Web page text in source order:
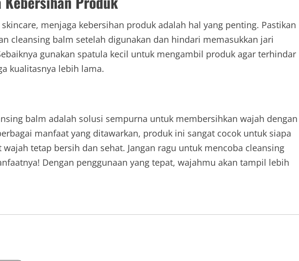
menjaga kebersihan produk adalah hal yang penting. Pastikan
cleansing balm setelah digunakan dan hindari memasukkan jari
gunakan spatula kecil untuk mengambil produk agar terhindar
kualitasnya lebih lama.
balm adalah solusi sempurna untuk membersihkan wajah dengan
manfaat yang ditawarkan, produk ini sangat cocok untuk siapa
tetap bersih dan sehat. Jangan ragu untuk mencoba cleansing
Dengan penggunaan yang tepat, wajahmu akan tampil lebih